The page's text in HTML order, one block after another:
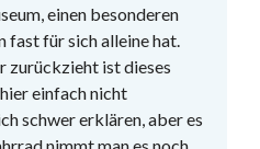
einen besonderen
fast für sich alleine hat.
zurückzieht ist dieses
einfach nicht
schwer erklären, aber es